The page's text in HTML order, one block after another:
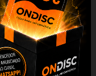
imunidade a
do cabo é de 50
é de -40°C~
do sensor foi
hot plug,
e confiável.